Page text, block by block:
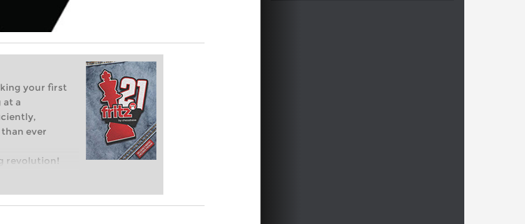
your first
at a
ever
revolution!
club chess,